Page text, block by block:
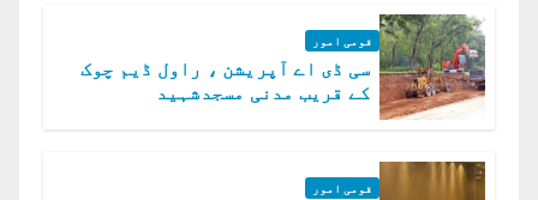
قومی امور
سی ڈی اے آپریشن ، راول ڈیم چوک
کے قریب مدنی مسجدشہید
قومی امور